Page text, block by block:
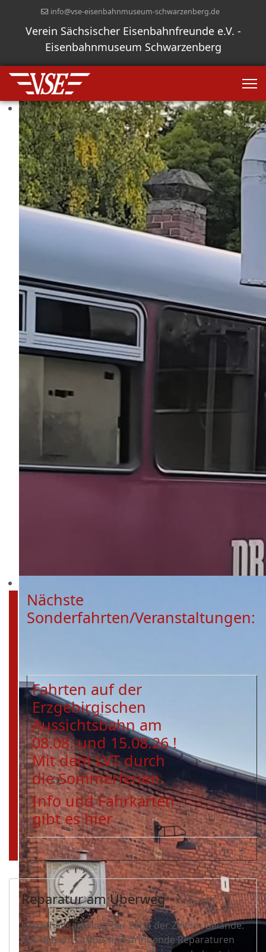
info@vse-eisenbahnmuseum-schwarzenberg.de
Verein Sächsischer Eisenbahnfreunde e.V. -
Eisenbahnmuseum Schwarzenberg
Nächste
Sonderfahrten/Veranstaltungen:
Fahrten auf der
Erzgebirgischen
Aussichtsbahn am
08.08. und 15.08.26 !
Mit dem LVT durch
die Sommerferien.
Info und Fahrkarten
gibt es hier
Reparatur am Überweg
Unaufhaltsam nagt der Zahn der Zeit im Gelände.
Aus diesem Grund sind dringende Reparaturen